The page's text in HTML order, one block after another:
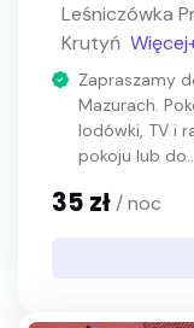
Leśniczówka
Krutyń
Zapraszamy
Mazurach.
lodówki, TV i
pokoju lub
35 zł / noc